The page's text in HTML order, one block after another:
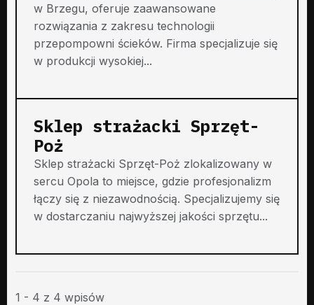
w Brzegu, oferuje zaawansowane
rozwiązania z zakresu technologii
przepompowni ścieków. Firma specjalizuje się
w produkcji wysokiej...
Sklep strażacki Sprzęt-
Poż
Sklep strażacki Sprzęt-Poż zlokalizowany w
sercu Opola to miejsce, gdzie profesjonalizm
łączy się z niezawodnością. Specjalizujemy się
w dostarczaniu najwyższej jakości sprzętu...
1 - 4 z 4 wpisów